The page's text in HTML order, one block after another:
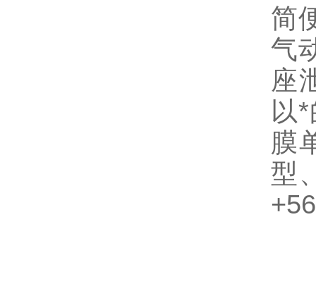
简
气
座
以
膜
型